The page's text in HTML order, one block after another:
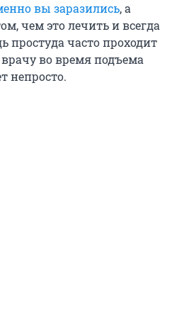
вы заразились, а
чем это лечить и всегда
простуда часто проходит
врачу во время подъема
непросто.